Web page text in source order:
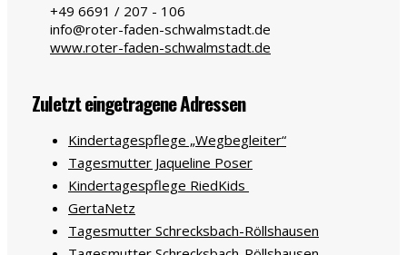
+49 6691 / 207 - 106
info@roter-faden-schwalmstadt.de
www.roter-faden-schwalmstadt.de
Zuletzt eingetragene Adressen
Kindertagespflege „Wegbegleiter“
Tagesmutter Jaqueline Poser
Kindertagespflege RiedKids
GertaNetz
Tagesmutter Schrecksbach-Röllshausen